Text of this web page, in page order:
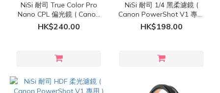
NiSi 耐司 True Color Pro
Nano CPL 偏光鏡 ( Canon
PowerShot V1 專用 )
HK$240.00
NiSi 耐司 1/4 黑柔濾鏡 (
Canon PowerShot V1 專用
)
HK$198.00